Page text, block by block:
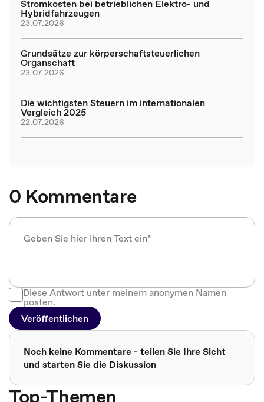
Stromkosten bei betrieblichen Elektro- und
Hybridfahrzeugen
23.07.2026
Grundsätze zur körperschaftsteuerlichen
Organschaft
23.07.2026
Die wichtigsten Steuern im internationalen
Vergleich 2025
22.07.2026
0 Kommentare
Diese Antwort unter meinem anonymen Namen
posten.
Veröffentlichen
Noch keine Kommentare - teilen Sie Ihre Sicht
und starten Sie die Diskussion
Top-Themen